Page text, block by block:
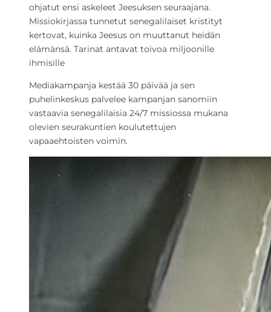
ohjatut ensi askeleet Jeesuksen seuraajana.
Missiokirjassa tunnetut senegalilaiset kristityt
kertovat, kuinka Jeesus on muuttanut heidän
elämänsä. Tarinat antavat toivoa miljoonille
ihmisille
Mediakampanja kestää 30 päivää ja sen
puhelinkeskus palvelee kampanjan sanomiin
vastaavia senegalilaisia 24/7 missiossa mukana
olevien seurakuntien koulutettujen
vapaaehtoisten voimin.